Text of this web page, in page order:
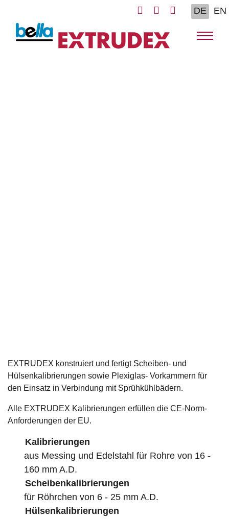
Sprache
DE EN
EXTRUDEX konstruiert und fertigt Scheiben- und
Hülsenkalibrierungen sowie Plexiglas- Vorkammern für
den Einsatz in Verbindung mit Sprühkühlbädern.
Alle EXTRUDEX Kalibrierungen erfüllen die CE-Norm-
Anforderungen der EU.
Kalibrierungen
aus Messing und Edelstahl für Rohre von 16 -
160 mm A.D.
Scheibenkalibrierungen
für Röhrchen von 6 - 25 mm A.D.
Hülsenkalibrierungen